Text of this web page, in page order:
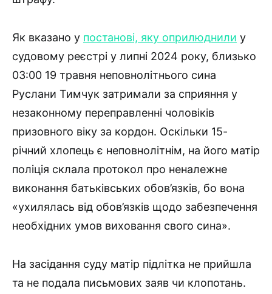
Як вказано у постанові, яку оприлюднили у
судовому реєстрі у липні 2024 року, близько
03:00 19 травня неповнолітнього сина
Руслани Тимчук затримали за сприяння у
незаконному переправленні чоловіків
призовного віку за кордон. Оскільки 15-
річний хлопець є неповнолітнім, на його матір
поліція склала протокол про неналежне
виконання батьківських обов’язків, бо вона
«ухилялась від обов’язків щодо забезпечення
необхідних умов виховання свого сина».
На засідання суду матір підлітка не прийшла
та не подала письмових заяв чи клопотань.